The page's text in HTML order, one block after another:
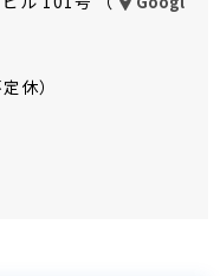
休）